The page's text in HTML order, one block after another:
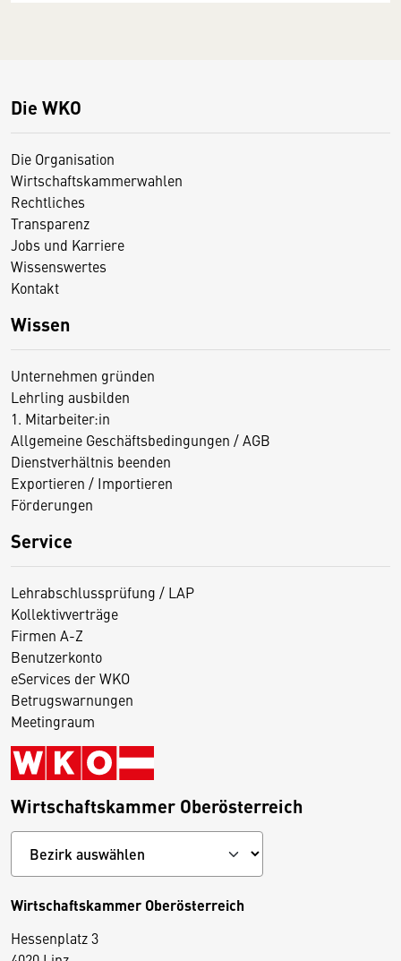
Die WKO
Die Organisation
Wirtschaftskammerwahlen
Rechtliches
Transparenz
Jobs und Karriere
Wissenswertes
Kontakt
Wissen
Unternehmen gründen
Lehrling ausbilden
1. Mitarbeiter:in
Allgemeine Geschäftsbedingungen / AGB
Dienstverhältnis beenden
Exportieren / Importieren
Förderungen
Service
Lehrabschlussprüfung / LAP
Kollektivverträge
Firmen A-Z
Benutzerkonto
eServices der WKO
Betrugswarnungen
Meetingraum
Wirtschaftskammer Oberösterreich
Wirtschaftskammer Oberösterreich
Hessenplatz 3